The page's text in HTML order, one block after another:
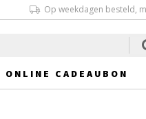
Op weekdagen besteld,
ONLINE CADEAUBON